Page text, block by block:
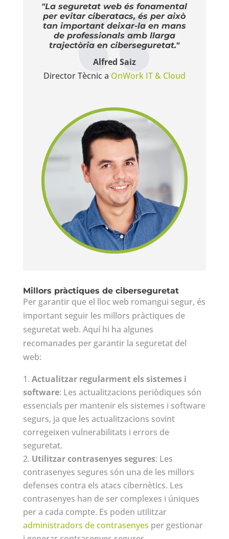
"La seguretat web és fonamental
per evitar ciberatacs, és per això
tan important deixar-la en mans
de professionals amb llarga
trajectòria en ciberseguretat."
Alfred Saiz
Director Tècnic a OnWork IT & Cloud
Millors pràctiques de ciberseguretat
Per garantir que el lloc web romangui segur, és
important seguir les millors pràctiques de
seguretat web. Aquí hi ha algunes
recomanades per garantir la seguretat del
web:
Actualitzar regularment els sistemes i
software: Les actualitzacions periòdiques són
essencials per mantenir els sistemes i software
segurs, ja que les actualitzacions sovint
corregeixen vulnerabilitats i errors de
seguretat.
Utilitzar contrasenyes segures: Les
contrasenyes segures són una de les millors
defenses contra els atacs cibernètics. Les
contrasenyes han de ser complexes i úniques
per a cada compte. Es poden utilitzar
administradors de contrasenyes per gestionar